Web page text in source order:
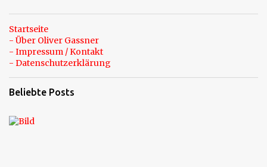
Startseite
- Über Oliver Gassner
- Impressum / Kontakt
- Datenschutzerklärung
Beliebte Posts